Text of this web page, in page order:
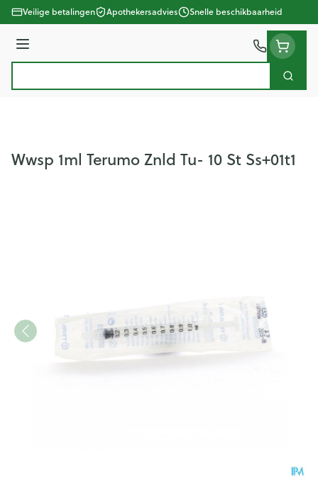
Ga naar de inhoud
Veilige betalingen Apothekersadvies Snelle beschikbaarheid
Menu
Zoek
Wwsp 1ml Terumo Znld Tu- 10 St Ss+01t1